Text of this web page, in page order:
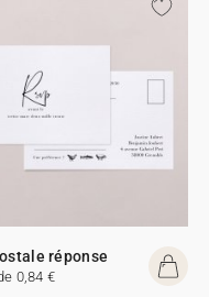
réponse
0,84 €